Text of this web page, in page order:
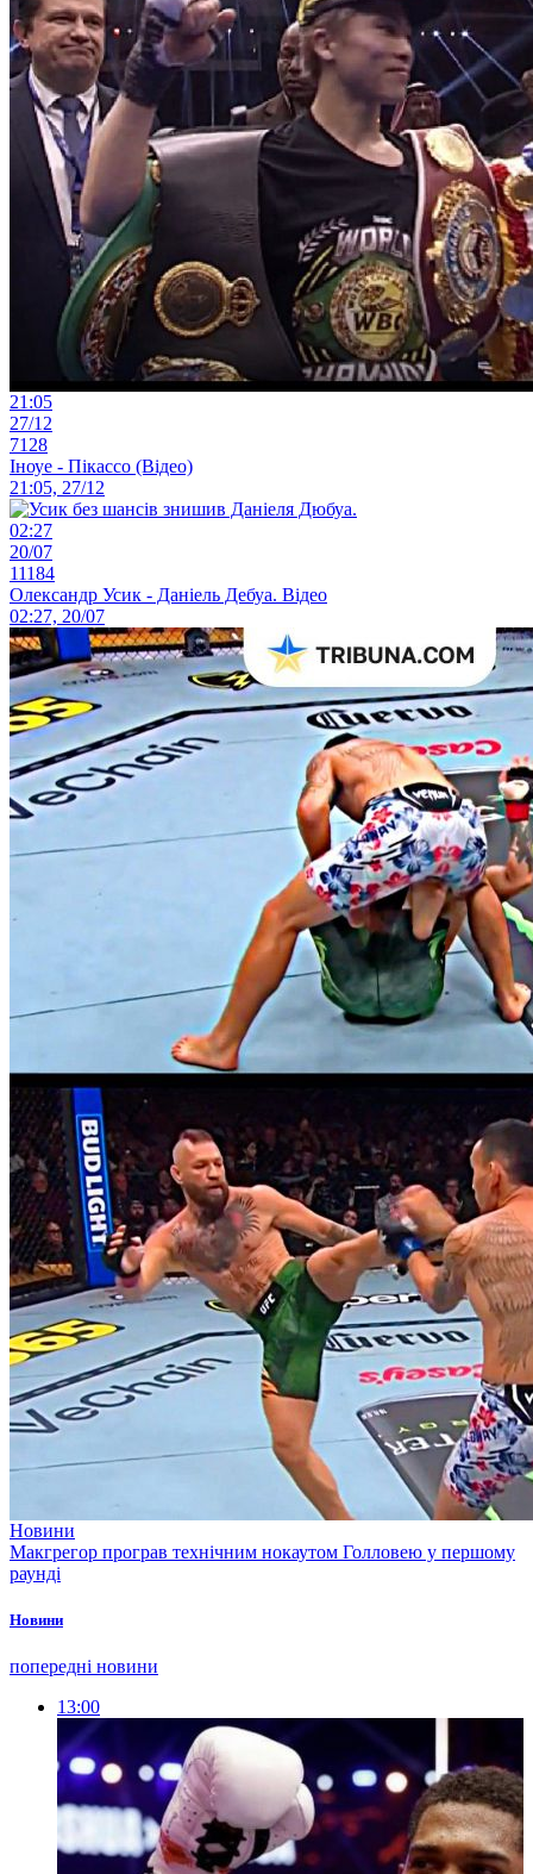
21:05
27/12
7128
Іноуе - Пікассо (Відео)
21:05, 27/12
02:27
20/07
11184
Олександр Усик - Даніель Дебуа. Відео
02:27, 20/07
Новини
Макгрегор програв технічним нокаутом Голловею у першому
раунді
Новини
попередні новини
13:00